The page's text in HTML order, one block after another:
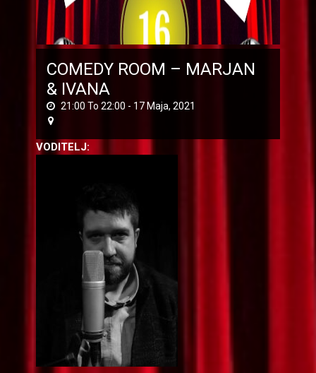
COMEDY ROOM – MARJAN
& IVANA
21:00 To 22:00 - 17 Маја, 2021
VODITELJ: